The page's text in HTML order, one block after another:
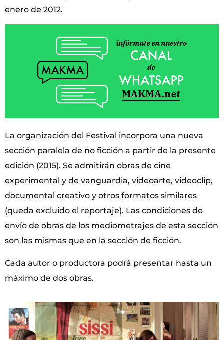
enero de 2012.
La organización del Festival incorpora una nueva
sección paralela de no ficción a partir de la presente
edición (2015). Se admitirán obras de cine
experimental y de vanguardia, videoarte, videoclip,
documental creativo y otros formatos similares
(queda excluido el reportaje). Las condiciones de
envío de obras de los mediometrajes de esta sección
son las mismas que en la sección de ficción.
Cada autor o productora podrá presentar hasta un
máximo de dos obras.